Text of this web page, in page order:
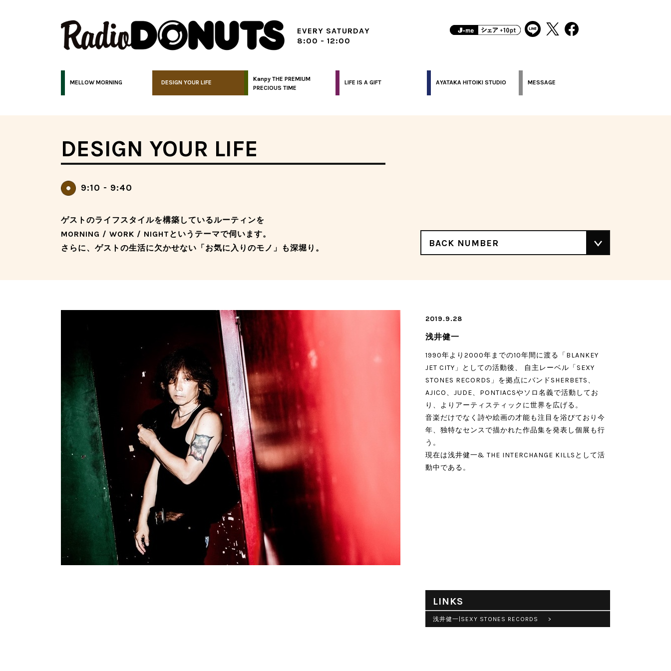
EVERY SATURDAY
8:00 - 12:00
MELLOW MORNING DESIGN YOUR LIFE
Kanpy THE PREMIUM
PRECIOUS TIME
LIFE IS A GIFT AYATAKA HITOIKI STUDIO MESSAGE
DESIGN YOUR LIFE
9:10 - 9:40
ゲストのライフスタイルを構築しているルーティンを
MORNING / WORK / NIGHTというテーマで伺います。
さらに、ゲストの生活に欠かせない「お気に入りのモノ」も深堀り。
BACK NUMBER
2019.9.28
浅井健一
1990年より2000年までの10年間に渡る「BLANKEY
JET CITY」としての活動後、 自主レーベル「SEXY
STONES RECORDS」を拠点にバンドSHERBETS、
AJICO、JUDE、PONTIACSやソロ名義で活動してお
り、よりアーティスティックに世界を広げる。
音楽だけでなく詩や絵画の才能も注目を浴びており今
年、独特なセンスで描かれた作品集を発表し個展も行
う。
現在は浅井健一& THE INTERCHANGE KILLSとして活
動中である。
LINKS
浅井健一|SEXY STONES RECORDS >